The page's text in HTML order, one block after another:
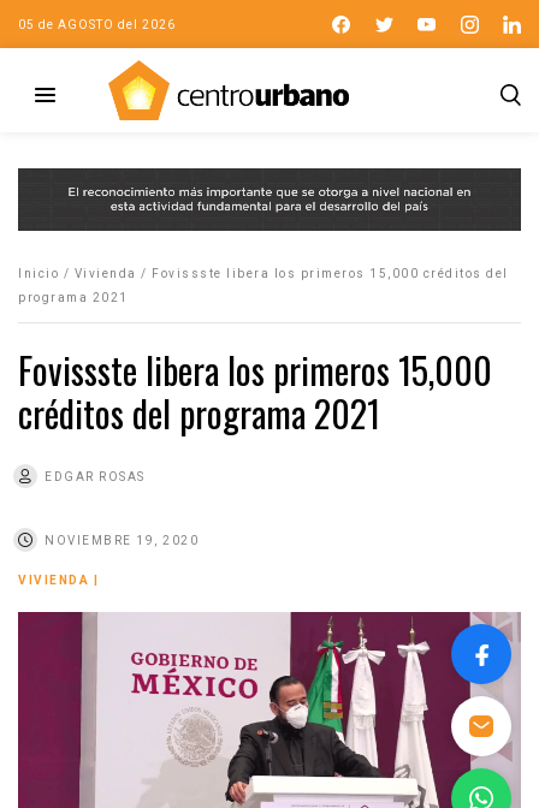
05 de AGOSTO del 2026
Inicio / Vivienda /
Fovissste libera los primeros 15,000 créditos del
programa 2021
Fovissste libera los primeros 15,000
créditos del programa 2021
EDGAR ROSAS
NOVIEMBRE 19, 2020
VIVIENDA